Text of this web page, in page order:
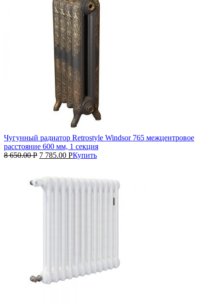
Чугунный радиатор Retrostyle Windsor 765 межцентровое
расстояние 600 мм, 1 секция
8 650.00Р 7 785.00 РКупить